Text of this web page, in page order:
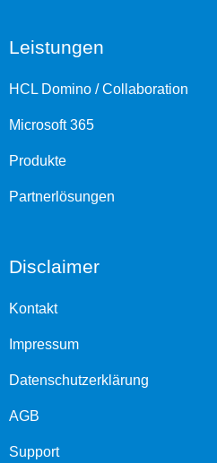
Leistungen
HCL Domino / Collaboration
Microsoft 365
Produkte
Partnerlösungen
Disclaimer
Kontakt
Impressum
Datenschutzerklärung
AGB
Support